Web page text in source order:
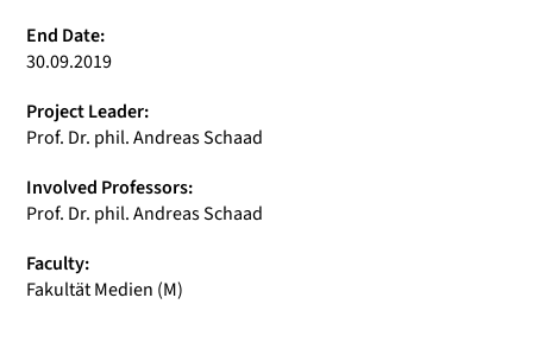
End Date:
30.09.2019
Project Leader:
Prof. Dr. phil. Andreas Schaad
Involved Professors:
Prof. Dr. phil. Andreas Schaad
Faculty:
Fakultät Medien (M)